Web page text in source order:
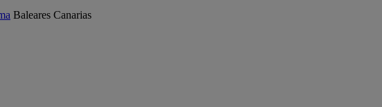
Baleares Canarias